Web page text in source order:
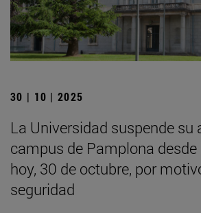
30 | 10 | 2025
La Universidad suspende su
campus de Pamplona desde
hoy, 30 de octubre, por
seguridad